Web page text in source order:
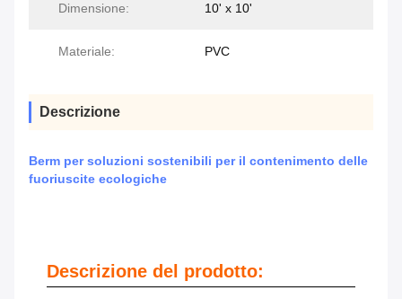
Dimensione: 10' x 10'
Materiale: PVC
Descrizione
Berm per soluzioni sostenibili per il contenimento delle
fuoriuscite ecologiche
Descrizione del prodotto: